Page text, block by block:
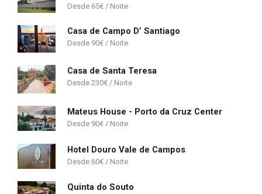
65€
Casa de Campo D’ Santiago
90€
Casa de Santa Teresa
230€
Mateus House - Porto da Cruz Center
90€
Hotel Douro Vale de Campos
60€
Quinta do Souto